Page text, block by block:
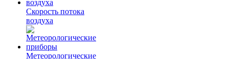
Скорость потока
воздуха
Метеорологические